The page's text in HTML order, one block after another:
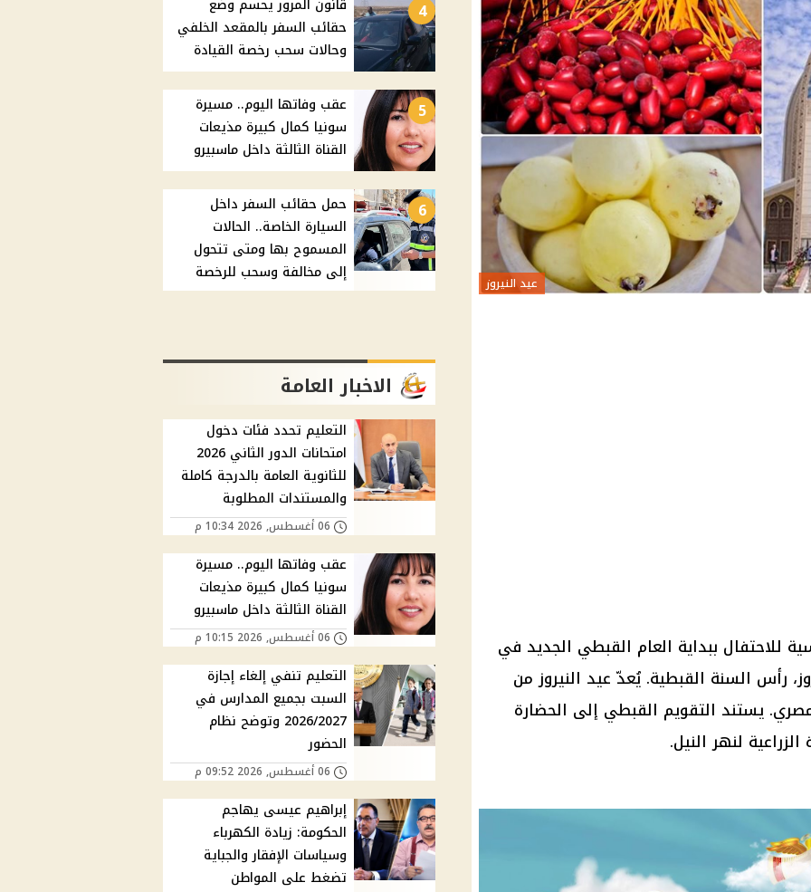
عيد النيروز
للاحتفال ببداية العام القبطي الجديد في
رأس السنة القبطية. يُعدّ عيد النيروز من
يستند التقويم القبطي إلى الحضارة
لنهر النيل.
4
قانون المرور يحسم وضع
حقائب السفر بالمقعد الخلفي
وحالات سحب رخصة القيادة
5
عقب وفاتها اليوم.. مسيرة
سونيا كمال كبيرة مذيعات
القناة الثالثة داخل ماسبيرو
6
حمل حقائب السفر داخل
السيارة الخاصة.. الحالات
المسموح بها ومتى تتحول
إلى مخالفة وسحب للرخصة
الاخبار العامة
التعليم تحدد فئات دخول
امتحانات الدور الثاني 2026
للثانوية العامة بالدرجة كاملة
والمستندات المطلوبة
06 أغسطس, 2026 10:34 م
عقب وفاتها اليوم.. مسيرة
سونيا كمال كبيرة مذيعات
القناة الثالثة داخل ماسبيرو
06 أغسطس, 2026 10:15 م
التعليم تنفي إلغاء إجازة
السبت بجميع المدارس في
2026/2027 وتوضح نظام
الحضور
06 أغسطس, 2026 09:52 م
إبراهيم عيسى يهاجم
الحكومة: زيادة الكهرباء
وسياسات الإفقار والجباية
تضغط على المواطن